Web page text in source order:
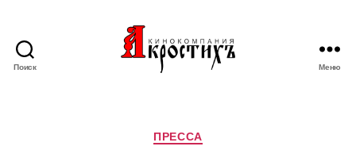
Поиск Меню
Рубрики
ПРЕССА